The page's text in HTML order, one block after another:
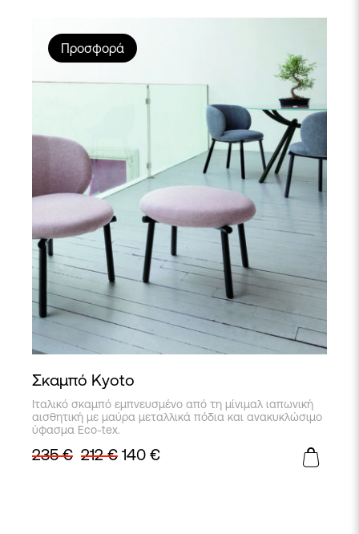
Προσφορά
Σκαμπό Kyoto
Ιταλικό σκαμπό εμπνευσμένο από τη μίνιμαλ ιαπωνική
αισθητική με μαύρα μεταλλικά πόδια και ανακυκλώσιμο
ύφασμα Eco-tex.
235€ 212€ 140 €